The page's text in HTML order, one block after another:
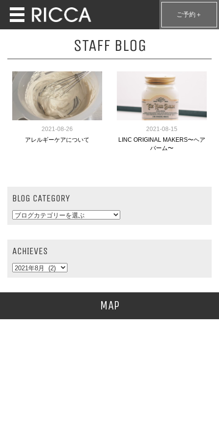
ご予約＋
STAFF BLOG
2021-08-26
アレルギーケアについて
2021-08-15
LINC ORIGINAL MAKERS〜ヘア
バーム〜
BLOG CATEGORY
ACHIEVES
MAP